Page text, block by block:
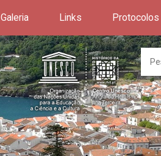
Galeria Links Protocolos